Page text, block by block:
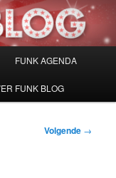
FUNK AGENDA
FUNK BLOG
Volgende →